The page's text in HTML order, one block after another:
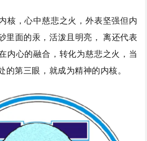
核，心中慈悲之火，外表坚强但内
里面的汞，活泼且明亮，
离还代表
内心的融合，转化为慈悲之火，当
的第三眼，就成为精神的内核。